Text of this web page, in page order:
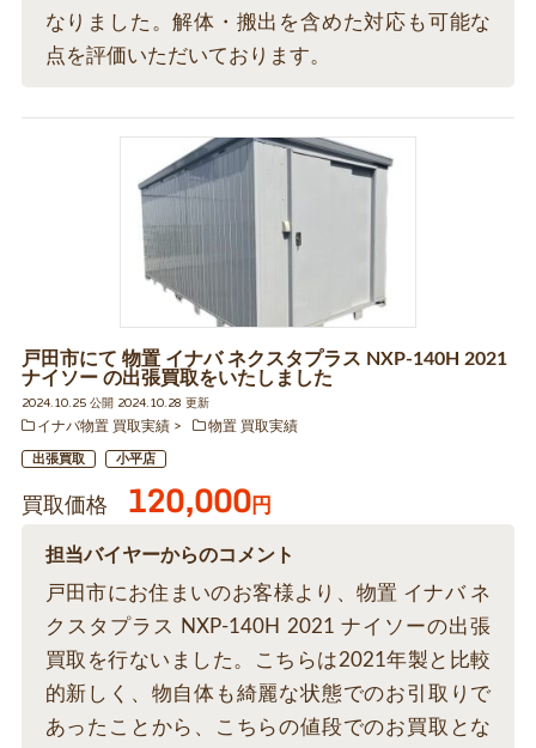
なりました。解体・搬出を含めた対応も可能な
点を評価いただいております。
戸田市にて 物置 イナバ ネクスタプラス NXP-140H 2021
ナイソー の出張買取をいたしました
2024.10.25 公開 2024.10.28 更新
イナバ物置 買取実績
物置 買取実績
出張買取 小平店
買取価格 120,000円
担当バイヤーからのコメント
戸田市にお住まいのお客様より、物置 イナバ ネ
クスタプラス NXP-140H 2021 ナイソーの出張
買取を行ないました。こちらは2021年製と比較
的新しく、物自体も綺麗な状態でのお引取りで
あったことから、こちらの値段でのお買取とな